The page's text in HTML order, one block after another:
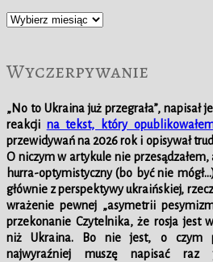
Archiwum
Wyczerpywanie
„No to Ukraina już przegrała”, napisał
reakcji na tekst, który
przewidywań na 2026 rok i opisywał
O niczym w artykule nie
hurra-optymistyczny (bo być nie
głównie z perspektywy ukraińskiej,
wrażenie pewnej „asymetrii
przekonanie Czytelnika, że rosja jest
niż Ukraina. Bo nie jest, o czym
najwyraźniej muszę napisać